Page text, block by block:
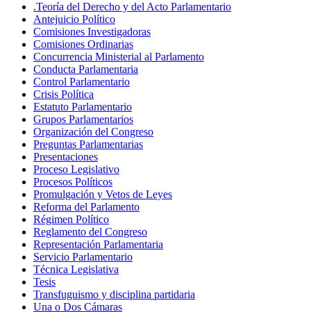
.Teoría del Derecho y del Acto Parlamentario
Antejuicio Político
Comisiones Investigadoras
Comisiones Ordinarias
Concurrencia Ministerial al Parlamento
Conducta Parlamentaria
Control Parlamentario
Crisis Política
Estatuto Parlamentario
Grupos Parlamentarios
Organización del Congreso
Preguntas Parlamentarias
Presentaciones
Proceso Legislativo
Procesos Políticos
Promulgación y Vetos de Leyes
Reforma del Parlamento
Régimen Político
Reglamento del Congreso
Representación Parlamentaria
Servicio Parlamentario
Técnica Legislativa
Tesis
Transfuguismo y disciplina partidaria
Una o Dos Cámaras